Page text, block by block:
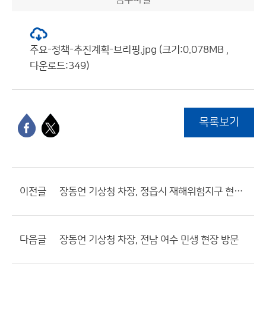
주요-정책-추진계획-브리핑.jpg (크기:0.078MB ,
다운로드:349)
목록보기
이전글 장동언 기상청 차장, 정읍시 재해위험지구 현장 방문
다음글 장동언 기상청 차장, 전남 여수 민생 현장 방문